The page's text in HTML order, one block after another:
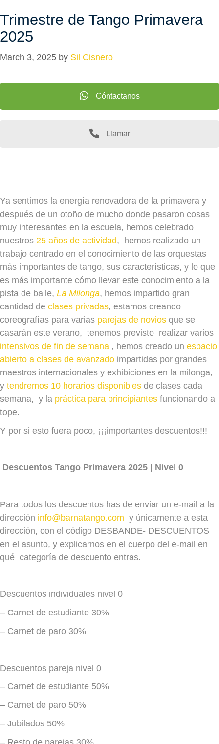
Trimestre de Tango Primavera
2025
March 3, 2025 by Sil Cisnero
Cóntactanos
Llamar
Ya sentimos la energía renovadora de la primavera y
después de un otoño de mucho donde pasaron cosas
muy interesantes en la escuela, hemos celebrado
nuestros 25 años de actividad, hemos realizado un
trabajo centrado en el conocimiento de las orquestas
más importantes de tango, sus características, y lo que
es más importante cómo llevar este conocimiento a la
pista de baile, La Milonga, hemos impartido gran
cantidad de clases privadas, estamos creando
coreografías para varias parejas de novios que se
casarán este verano, tenemos previsto realizar varios
intensivos de fin de semana , hemos creado un espacio
abierto a clases de avanzado impartidas por grandes
maestros internacionales y exhibiciones en la milonga,
y tendremos 10 horarios disponibles de clases cada
semana, y la práctica para principiantes funcionando a
tope.
Y por si esto fuera poco, ¡¡¡importantes descuentos!!!
Descuentos Tango Primavera 2025 | Nivel 0
Para todos los descuentos has de enviar un e-mail a la
dirección info@barnatango.com y únicamente a esta
dirección, con el código DESBANDE- DESCUENTOS
en el asunto, y explicarnos en el cuerpo del e-mail en
qué categoría de descuento entras.
Descuentos individuales nivel 0
– Carnet de estudiante 30%
– Carnet de paro 30%
Descuentos pareja nivel 0
– Carnet de estudiante 50%
– Carnet de paro 50%
– Jubilados 50%
– Resto de parejas 30%